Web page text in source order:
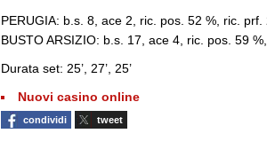
PERUGIA: b.s. 8, ace 2, ric. pos. 52 %, ric. prf.
BUSTO ARSIZIO: b.s. 17, ace 4, ric. pos. 59
Durata set: 25’, 27’, 25’
Nuovi casino online
condividi tweet